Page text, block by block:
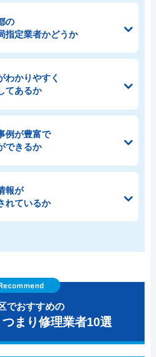
の
指定業者かどうか
わかりやすく
てあるか
例が豊富で
できるか
報が
れているか
でおすすめの
まり修理業者10選